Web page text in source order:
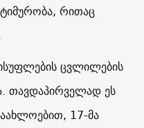
რითაც
ცვლილების
თავდაპირველად ეს
17-მა